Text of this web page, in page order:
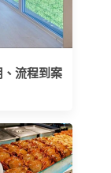
流程到案